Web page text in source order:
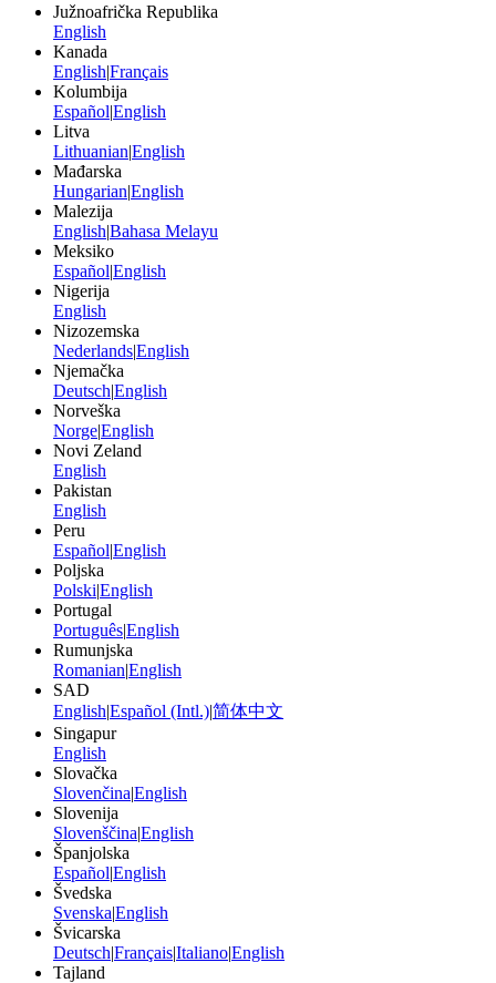
Južnoafrička Republika
English
Kanada
English|Français
Kolumbija
Español|English
Litva
Lithuanian|English
Mađarska
Hungarian|English
Malezija
English|Bahasa Melayu
Meksiko
Español|English
Nigerija
English
Nizozemska
Nederlands|English
Njemačka
Deutsch|English
Norveška
Norge|English
Novi Zeland
English
Pakistan
English
Peru
Español|English
Poljska
Polski|English
Portugal
Português|English
Rumunjska
Romanian|English
SAD
English|Español (Intl.)|简体中文
Singapur
English
Slovačka
Slovenčina|English
Slovenija
Slovenščina|English
Španjolska
Español|English
Švedska
Svenska|English
Švicarska
Deutsch|Français|Italiano|English
Tajland